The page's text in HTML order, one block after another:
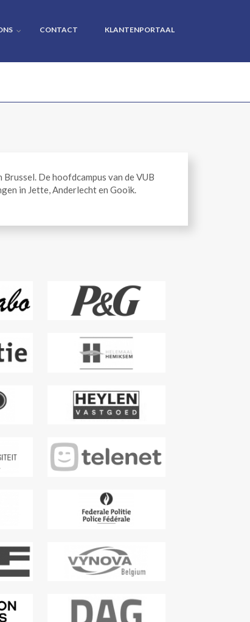
CONTACT KLANTENPORTAAL
De hoofdcampus van de VUB
in Jette, Anderlecht en Gooik.